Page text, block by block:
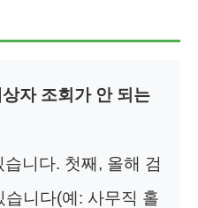
자 조회가 안 되는
니다. 첫째, 올해 검
니다(예: 사무직 홀